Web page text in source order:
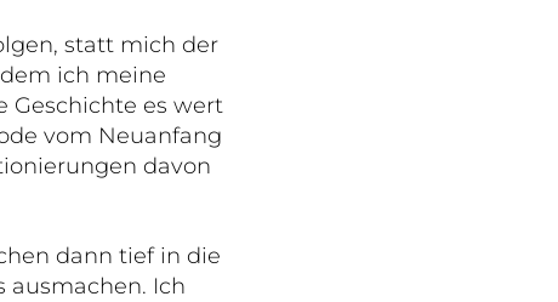
statt mich der
ich meine
Geschichte es wert
vom Neuanfang
davon
dann tief in die
ausmachen. Ich